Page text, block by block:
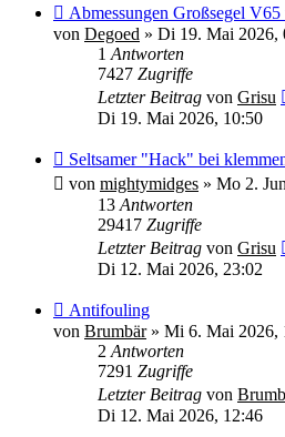
Abmessungen Großsegel
von Degoed » Di 19. Mai 2026,
1 Antworten
7427 Zugriffe
Letzter Beitrag von Grisu
Di 19. Mai 2026, 10:50
Seltsamer "Hack" bei
von mightymidges » Mo 2.
13 Antworten
29417 Zugriffe
Letzter Beitrag von Grisu
Di 12. Mai 2026, 23:02
Antifouling
von Brumbär» Mi 6. Mai 2026,
2 Antworten
7291 Zugriffe
Letzter Beitrag von
Di 12. Mai 2026, 12:46